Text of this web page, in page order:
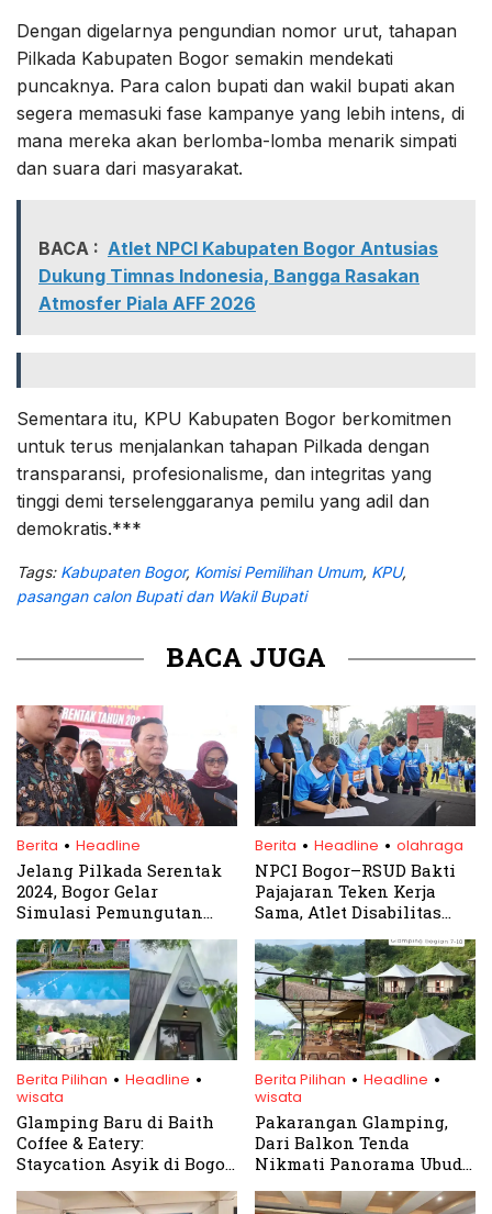
Dengan digelarnya pengundian nomor urut, tahapan
Pilkada Kabupaten Bogor semakin mendekati
puncaknya. Para calon bupati dan wakil bupati akan
segera memasuki fase kampanye yang lebih intens, di
mana mereka akan berlomba-lomba menarik simpati
dan suara dari masyarakat.
BACA : Atlet NPCI Kabupaten Bogor Antusias
Dukung Timnas Indonesia, Bangga Rasakan
Atmosfer Piala AFF 2026
Sementara itu, KPU Kabupaten Bogor berkomitmen
untuk terus menjalankan tahapan Pilkada dengan
transparansi, profesionalisme, dan integritas yang
tinggi demi terselenggaranya pemilu yang adil dan
demokratis.***
Tags: Kabupaten Bogor, Komisi Pemilihan Umum, KPU,
pasangan calon Bupati dan Wakil Bupati
BACA JUGA
Berita . Headline
Jelang Pilkada Serentak
2024, Bogor Gelar
Simulasi Pemungutan
Berita . Headline . olahraga
NPCI Bogor–RSUD Bakti
Pajajaran Teken Kerja
Sama, Atlet Disabilitas
Khusus
Berita Pilihan . Headline .
wisata
Glamping Baru di Baith
Coffee & Eatery:
Staycation Asyik di Bogor
Berita Pilihan . Headline .
wisata
Pakarangan Glamping,
Dari Balkon Tenda
Nikmati Panorama Ubud